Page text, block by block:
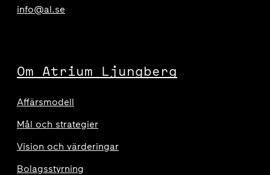
info@al.se
Om Atrium Ljungberg
Affärsmodell
Mål och strategier
Vision och värderingar
Bolagsstyrning